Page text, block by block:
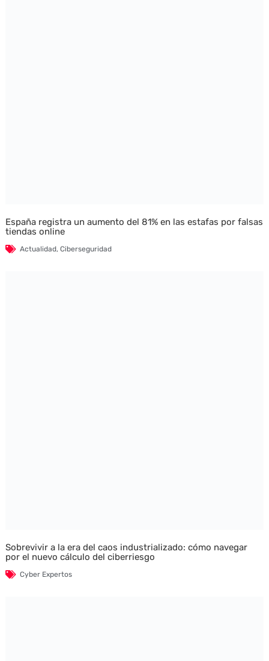
España registra un aumento del 81% en las estafas por falsas
tiendas online
Actualidad, Ciberseguridad
Sobrevivir a la era del caos industrializado: cómo navegar
por el nuevo cálculo del ciberriesgo
Cyber Expertos